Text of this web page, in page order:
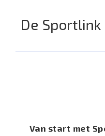
De
Van start met